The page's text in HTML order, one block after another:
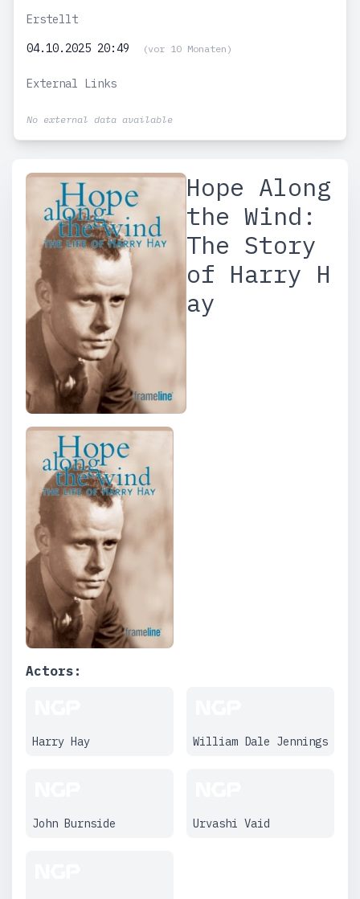
Erstellt
04.10.2025 20:49
(vor 10 Monaten)
External Links
No external data available
Hope Along
the Wind:
The Story
of Harry H
ay
Actors:
Harry Hay William Dale Jennings
John Burnside Urvashi Vaid